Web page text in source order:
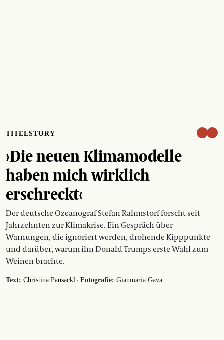
TITELSTORY
›Die neuen Klimamodelle
haben mich wirklich
erschreckt‹
Der deutsche Ozeanograf Stefan Rahmstorf forscht seit
Jahrzehnten zur Klimakrise. Ein Gespräch über
Warnungen, die ignoriert werden, drohende Kipppunkte
und darüber, warum ihn Donald Trumps erste Wahl zum
Weinen brachte.
Text: Christina Pausackl · Fotografie: Gianmaria Gava